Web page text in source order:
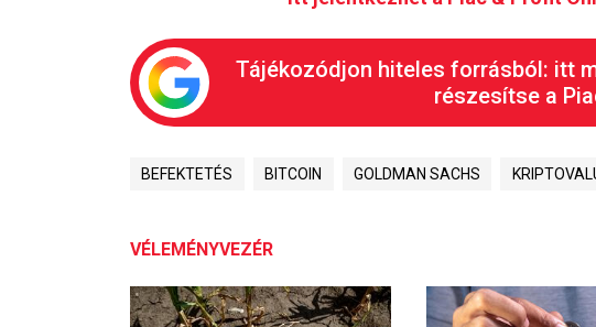
Tájékozódjon hiteles forrásból: itt
részesítse a
BEFEKTETÉS BITCOIN GOLDMAN SACHS
VÉLEMÉNYVEZÉR